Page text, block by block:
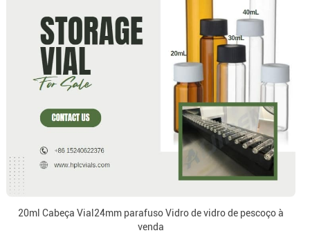
20ml Cabeça Vial24mm parafuso Vidro de vidro de pescoço à
venda